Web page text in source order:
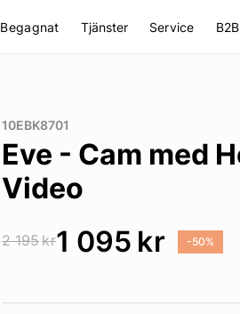
Begagnat Tjänster Service B2B
10EBK8701
Eve - Cam med
Video
2 195kr1 095 kr -50%